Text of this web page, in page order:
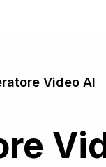
Video AI